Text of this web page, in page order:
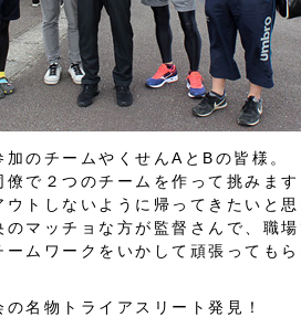
のチームやくせんAとBの皆様。
僚で２つのチームを作って挑みま
トしないように帰ってきたいと思
のマッチョな方が監督さんで、職
ームワークをいかして頑張ってもら
名物トライアスリート発見！